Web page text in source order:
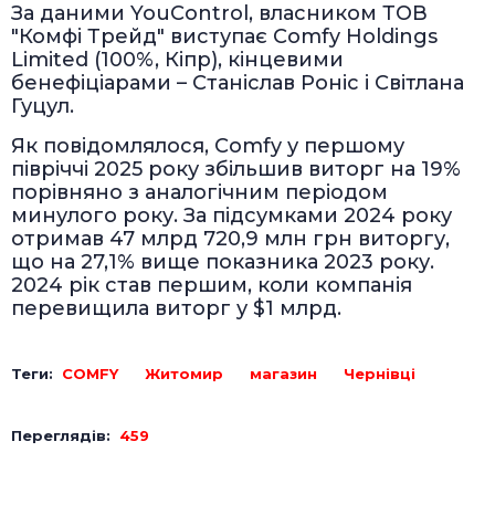
За даними YouControl, власником ТОВ
"Комфі Трейд" виступає Comfy Holdings
Limited (100%, Кіпр), кінцевими
бенефіціарами – Станіслав Роніс і Світлана
Гуцул.
Як повідомлялося, Comfy у першому
півріччі 2025 року збільшив виторг на 19%
порівняно з аналогічним періодом
минулого року. За підсумками 2024 року
отримав 47 млрд 720,9 млн грн виторгу,
що на 27,1% вище показника 2023 року.
2024 рік став першим, коли компанія
перевищила виторг у $1 млрд.
Теги: COMFY Житомир магазин Чернівці
Переглядів: 459